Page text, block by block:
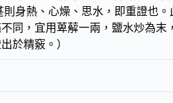
則身熱、心燥、思水，即重證也
同，宜用萆薢一兩，鹽水炒為
於精竅。）